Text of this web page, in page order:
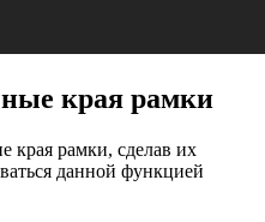
края рамки
края рамки, сделав их
данной функцией